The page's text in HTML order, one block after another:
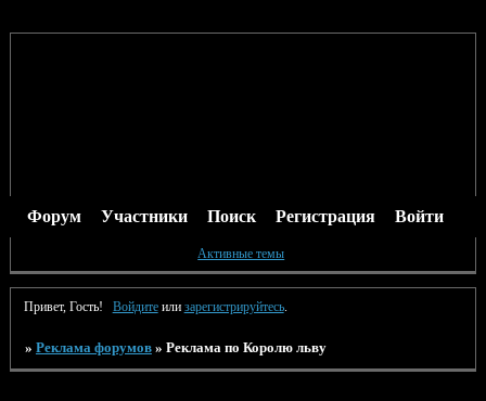
Форум Участники Поиск Регистрация Войти
Активные темы
Привет, Гость! Войдитеили зарегистрируйтесь.
» Реклама форумов » Реклама по Королю льву